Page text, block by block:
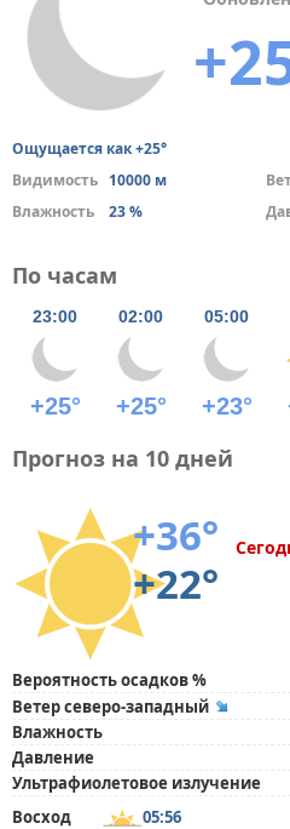
Ощущается как +25°
Видимость 10000 м
Влажность
23 %
По часам
23:00 02:00 05:00
+25° +25° +23°
Прогноз на 10 дней
+36°
+22°
Вероятность осадков %
Ветер северо-западный
Влажность
Давление
Ультрафиолетовое излучение
Восход
05:56